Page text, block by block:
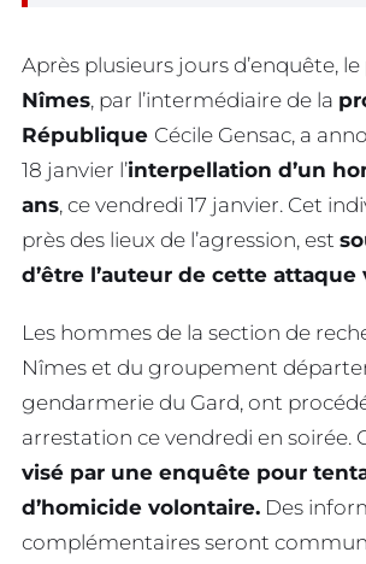
Après plusieurs jours d’enquête, le
Nîmes, par l’intermédiaire de la
République Cécile Gensac, a
18 janvier l’interpellation d’un
ans, ce vendredi 17 janvier. Cet
près des lieux de l’agression, est
d’être l’auteur de cette attaque
Les hommes de la section de
Nîmes et du groupement
gendarmerie du Gard, ont
arrestation ce vendredi en soirée.
visé par une enquête pour
d’homicide volontaire. Des
complémentaires seront